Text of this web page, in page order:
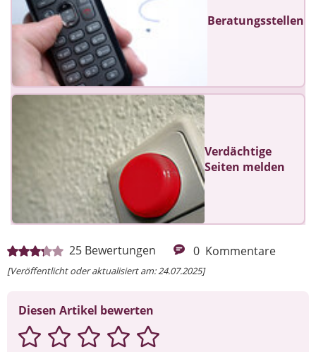
25 Bewertungen 0 Kommentare
[Veröffentlicht oder aktualisiert am: 24.07.2025]
Diesen Artikel bewerten
Beratungsstellen
Verdächtige
Seiten melden